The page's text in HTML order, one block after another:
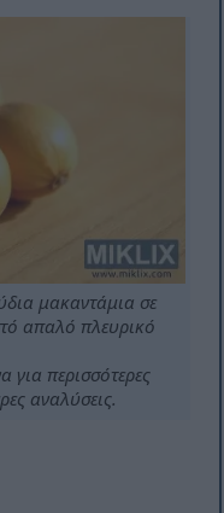
μακαντάμια σε
απαλό πλευρικό
για περισσότερες
αναλύσεις.